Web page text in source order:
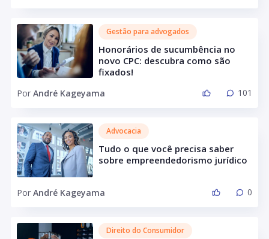
Gestão para advogados
Honorários de sucumbência no
novo CPC: descubra como são
fixados!
Por André Kageyama 101
Advocacia
Tudo o que você precisa saber
sobre empreendedorismo jurídico
Por André Kageyama 0
Direito do Consumidor